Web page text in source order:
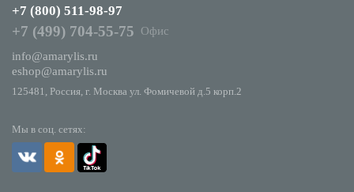
Мы в соц. сетях:
+7 (800) 511-98-97
+7 (499) 704-55-75
Офис
info@amarylis.ru
eshop@amarylis.ru
125481, Россия, г. Москва ул. Фомичевой д.5 корп.2